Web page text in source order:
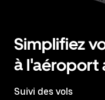
Simplifiez
à l'aéroport
Suivi des vols